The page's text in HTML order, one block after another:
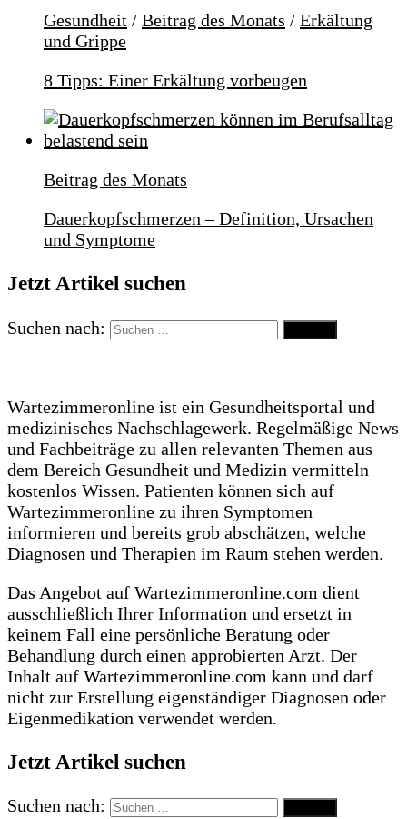
Gesundheit / Beitrag des Monats / Erkältung
und Grippe
8 Tipps: Einer Erkältung vorbeugen
Beitrag des Monats
Dauerkopfschmerzen – Definition, Ursachen
und Symptome
Jetzt Artikel suchen
Suchen nach:
Wartezimmeronline ist ein Gesundheitsportal und
medizinisches Nachschlagewerk. Regelmäßige News
und Fachbeiträge zu allen relevanten Themen aus
dem Bereich Gesundheit und Medizin vermitteln
kostenlos Wissen. Patienten können sich auf
Wartezimmeronline zu ihren Symptomen
informieren und bereits grob abschätzen, welche
Diagnosen und Therapien im Raum stehen werden.
Das Angebot auf Wartezimmeronline.com dient
ausschließlich Ihrer Information und ersetzt in
keinem Fall eine persönliche Beratung oder
Behandlung durch einen approbierten Arzt. Der
Inhalt auf Wartezimmeronline.com kann und darf
nicht zur Erstellung eigenständiger Diagnosen oder
Eigenmedikation verwendet werden.
Jetzt Artikel suchen
Suchen nach: